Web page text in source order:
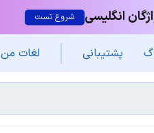
انگلیسی شروع تست
پشتیبانی لغات من